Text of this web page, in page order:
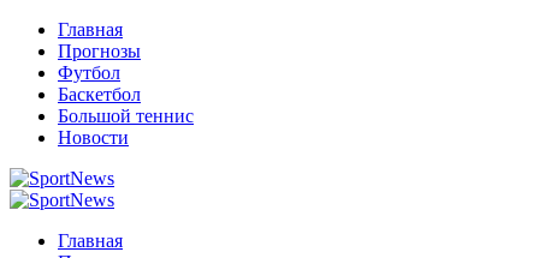
Перейти
содержимому
Главная
Прогнозы
Футбол
Баскетбол
Большой теннис
Новости
Primary
Главная